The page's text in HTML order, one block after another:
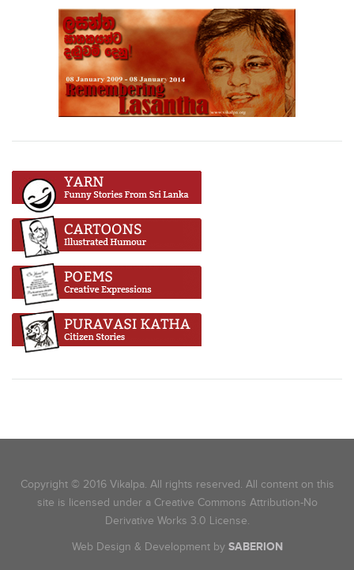
Copyright © 2016 Vikalpa. All rights reserved. All content on this
site is licensed under a Creative Commons Attribution-No
Derivative Works 3.0 License.
Web Design & Development by SABERION